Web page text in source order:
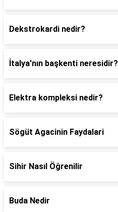
Dekstrokardi nedir?
İtalya'nın başkenti neresidir?
Elektra kompleksi nedir?
Sögüt Agacinin Faydalari
Sihir Nasıl Öğrenilir
Buda Nedir